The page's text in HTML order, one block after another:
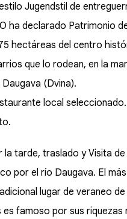
Jugendstil de
ha declarado Patrimonio
hectáreas del centro
que lo rodean, en la
(Dvina).
local
la tarde, traslado y Visita de
por el río Daugava. El más
lugar de veraneo de
es famoso por sus riquezas